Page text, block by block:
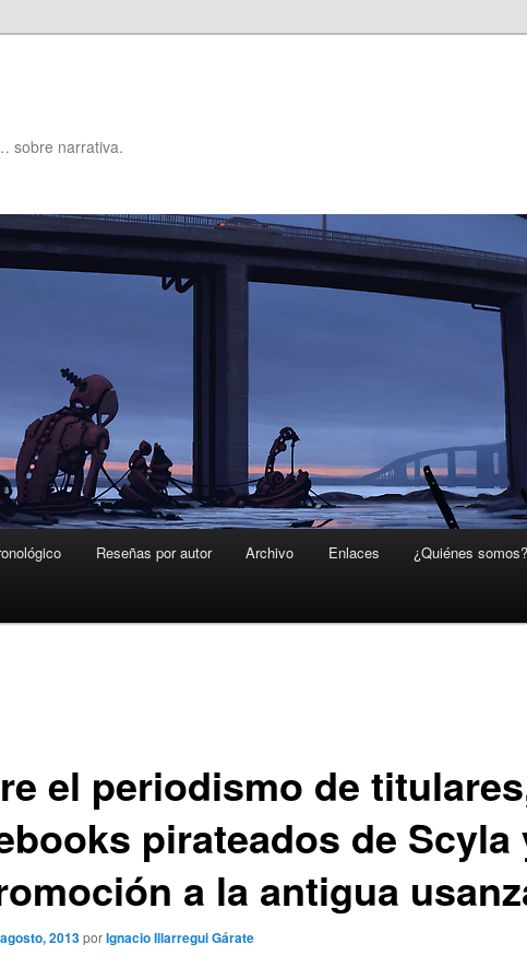
sobre narrativa.
Reseñas por autor Archivo Enlaces ¿Quiénes somos?
el periodismo de
pirateados de Scyla
a la antigua
2013porIgnacio Illarregui Gárate